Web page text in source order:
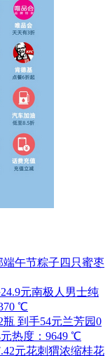
端午节粽子四只蜜枣
南极人男士纯
℃
兰芳园0
热度：9649 ℃
花刺猬浓缩桂花